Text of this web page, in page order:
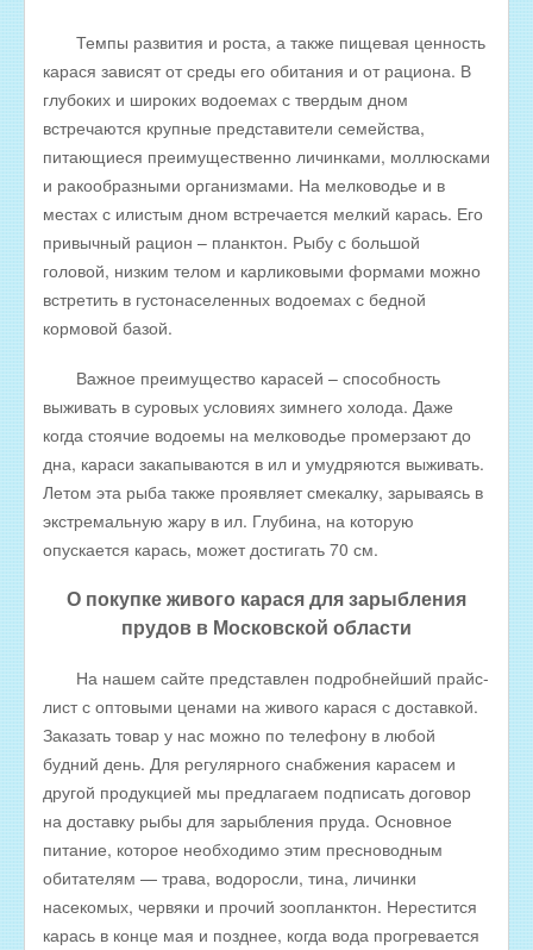
Темпы развития и роста, а также пищевая ценность
карася зависят от среды его обитания и от рациона. В
глубоких и широких водоемах с твердым дном
встречаются крупные представители семейства,
питающиеся преимущественно личинками, моллюсками
и ракообразными организмами. На мелководье и в
местах с илистым дном встречается мелкий карась. Его
привычный рацион – планктон. Рыбу с большой
головой, низким телом и карликовыми формами можно
встретить в густонаселенных водоемах с бедной
кормовой базой.
Важное преимущество карасей – способность
выживать в суровых условиях зимнего холода. Даже
когда стоячие водоемы на мелководье промерзают до
дна, караси закапываются в ил и умудряются выживать.
Летом эта рыба также проявляет смекалку, зарываясь в
экстремальную жару в ил. Глубина, на которую
опускается карась, может достигать 70 см.
О покупке живого карася для зарыбления
прудов в Московской области
На нашем сайте представлен подробнейший прайс-
лист с оптовыми ценами на живого карася с доставкой.
Заказать товар у нас можно по телефону в любой
будний день. Для регулярного снабжения карасем и
другой продукцией мы предлагаем подписать договор
на доставку рыбы для зарыбления пруда. Основное
питание, которое необходимо этим пресноводным
обитателям — трава, водоросли, тина, личинки
насекомых, червяки и прочий зоопланктон. Нерестится
карась в конце мая и позднее, когда вода прогревается